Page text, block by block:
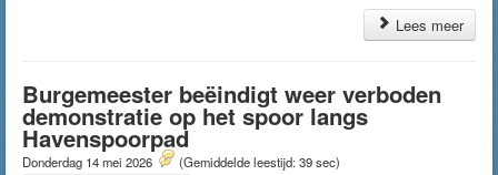
Lees meer
Burgemeester beëindigt weer verboden
demonstratie op het spoor langs
Havenspoorpad
Donderdag 14 mei 2026 (Gemiddelde leestijd: 39 sec)